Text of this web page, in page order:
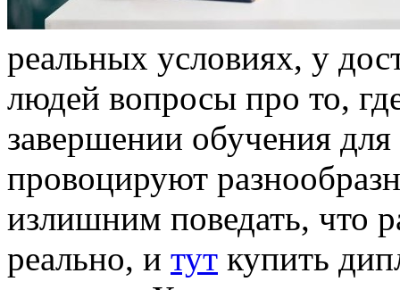
реальных условиях, у
людей вопросы про то,
завершении обучения
провоцируют
излишним поведать, что
реально, и тут купить